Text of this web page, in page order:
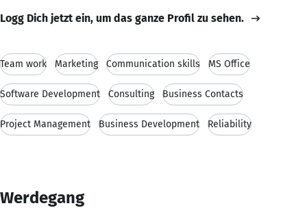
Logg Dich jetzt ein, um das ganze Profil zu sehen.
Team work Marketing Communication skills MS Office
Software Development Consulting Business Contacts
Project Management Business Development Reliability
Werdegang